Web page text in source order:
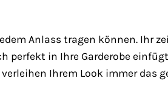
Anlass tragen können. Ihr
in Ihre Garderobe
Ihrem Look immer das